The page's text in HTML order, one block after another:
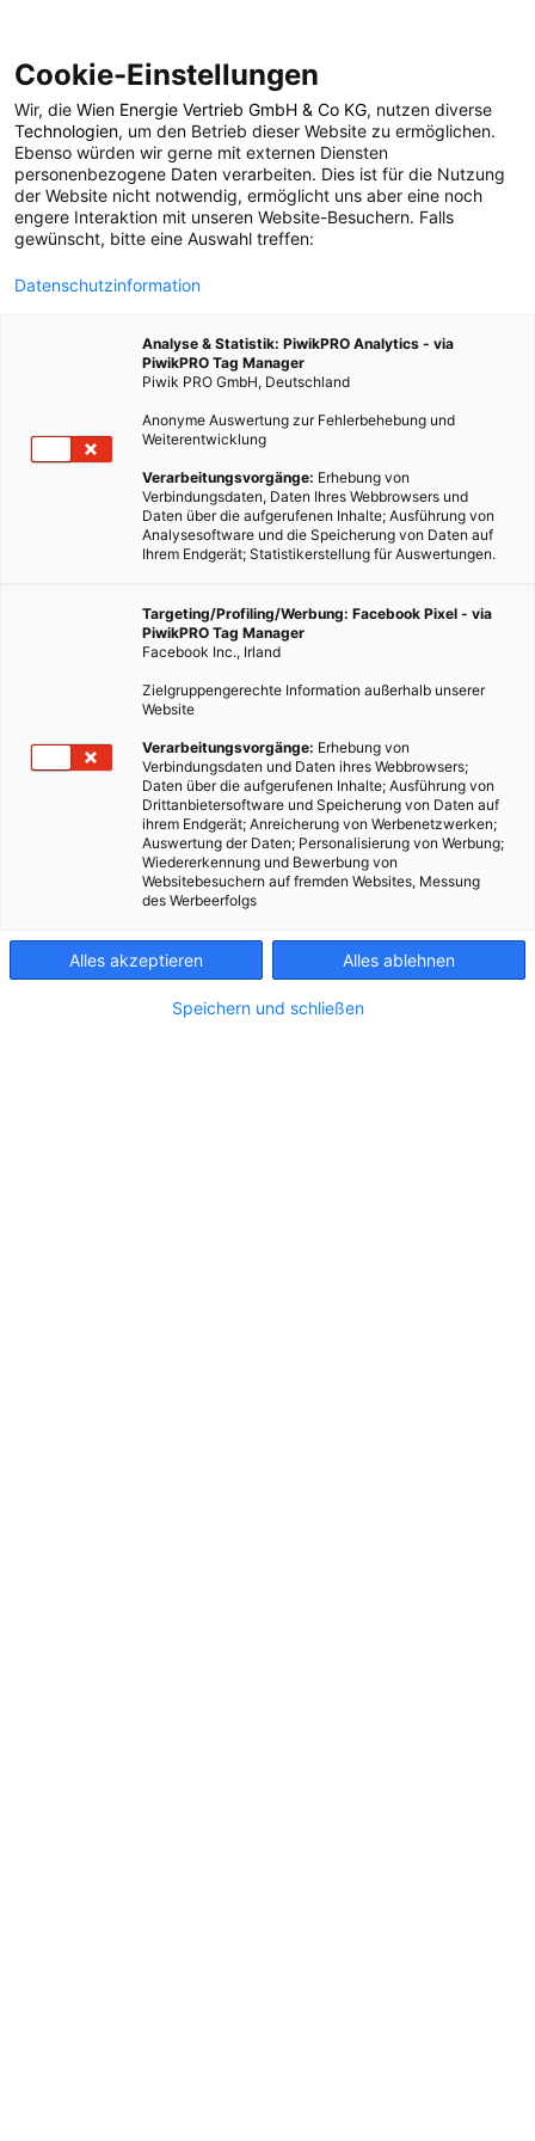
POSTS BY TAG
Bird
1 BEITRAG
Cookie-Einstellungen
Wir, die Wien Energie Vertrieb GmbH & Co KG, nutzen diverse
Technologien, um den Betrieb dieser Website zu ermöglichen.
Ebenso würden wir gerne mit externen Diensten
personenbezogene Daten verarbeiten. Dies ist für die Nutzung
der Website nicht notwendig, ermöglicht uns aber eine noch
engere Interaktion mit unseren Website-Besuchern. Falls
gewünscht, bitte eine Auswahl treffen:
Datenschutzinformation
Analyse & Statistik: PiwikPRO Analytics - via
PiwikPRO Tag Manager
Piwik PRO GmbH, Deutschland
Anonyme Auswertung zur Fehlerbehebung und
Weiterentwicklung
Verarbeitungsvorgänge: Erhebung von
Verbindungsdaten, Daten Ihres Webbrowsers und
Daten über die aufgerufenen Inhalte; Ausführung von
Analysesoftware und die Speicherung von Daten auf
Ihrem Endgerät; Statistikerstellung für Auswertungen.
Targeting/Profiling/Werbung: Facebook Pixel - via
PiwikPRO Tag Manager
Facebook Inc., Irland
Zielgruppengerechte Information außerhalb unserer
Website
Verarbeitungsvorgänge: Erhebung von
Verbindungsdaten und Daten ihres Webbrowsers;
Daten über die aufgerufenen Inhalte; Ausführung von
Drittanbietersoftware und Speicherung von Daten auf
ihrem Endgerät; Anreicherung von Werbenetzwerken;
Auswertung der Daten; Personalisierung von Werbung;
Wiedererkennung und Bewerbung von
Websitebesuchern auf fremden Websites, Messung
des Werbeerfolgs
Alles akzeptieren Alles ablehnen
Speichern und schließen